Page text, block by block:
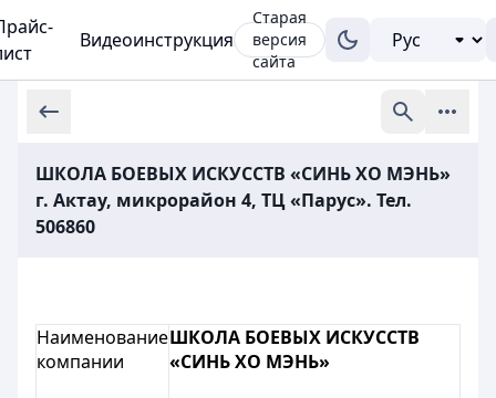
Видеоинструкция
Старая
версия
сайта
ШКОЛА БОЕВЫХ ИСКУССТВ «СИНЬ ХО МЭНЬ»
г. Актау, микрорайон 4, ТЦ «Парус». Тел.
506860
Наименование
компании
ШКОЛА БОЕВЫХ ИСКУССТВ
«СИНЬ ХО МЭНЬ»